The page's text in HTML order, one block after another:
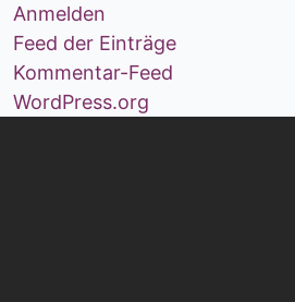
Anmelden
Feed der Einträge
Kommentar-Feed
WordPress.org